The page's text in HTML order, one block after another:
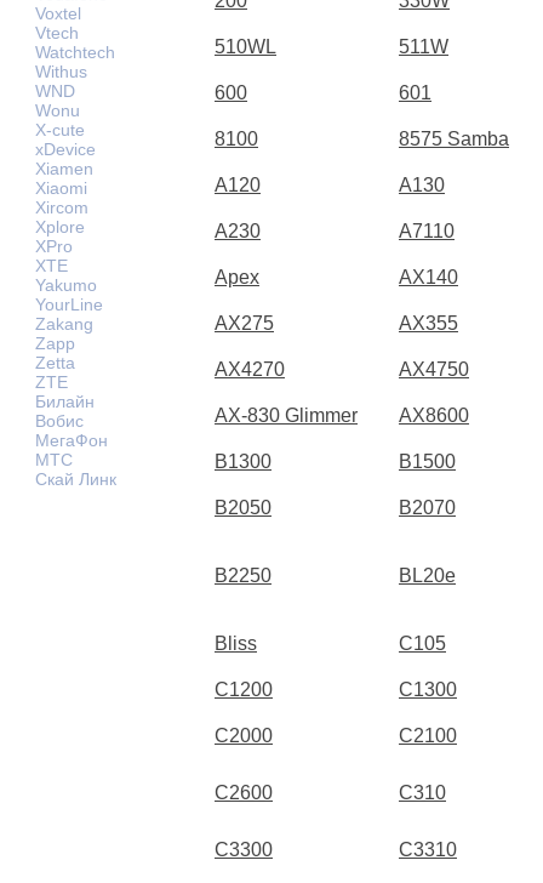
Voxtel
Vtech
Watchtech
Withus
WND
Wonu
X-cute
xDevice
Xiamen
Xiaomi
Xircom
Xplore
XPro
XTE
Yakumo
YourLine
Zakang
Zapp
Zetta
ZTE
Билайн
Вобис
МегаФон
МТС
Скай Линк
510WL 511W
600 601
8100 8575 Samba
A120 A130
A230 A7110
Apex AX140
AX275 AX355
AX4270 AX4750
AX-830 Glimmer AX8600
B1300 B1500
B2050 B2070
B2250 BL20e
Bliss C105
C1200 C1300
C2000 C2100
C2600 C310
C3300 C3310